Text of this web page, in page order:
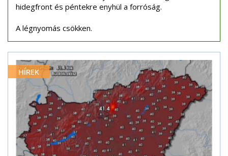
hidegfront és péntekre enyhül a forróság.
A légnyomás csökken.
HÍREK